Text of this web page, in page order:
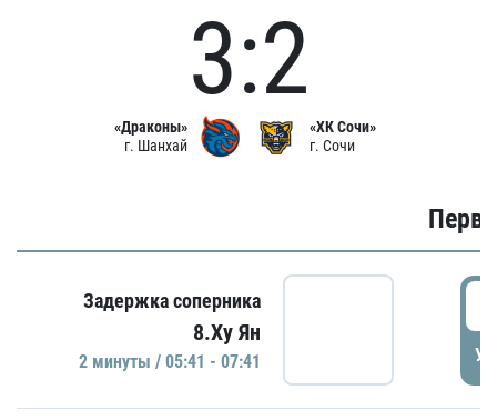
«Драконы»
г. Шанхай
3:2
«ХК Сочи»
г. Сочи
Задержка соперника
8.Ху Ян
2 минуты / 05:41 - 07:41